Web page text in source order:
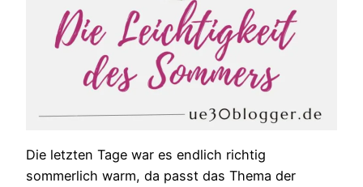
Die letzten Tage war es endlich richtig
sommerlich warm, da passt das Thema der